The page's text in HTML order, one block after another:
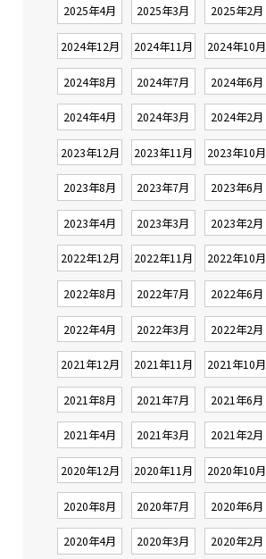
2025年4月 2025年3月 2025年2月
2024年12月 2024年11月 2024年10月
2024年8月 2024年7月 2024年6月
2024年4月 2024年3月 2024年2月
2023年12月 2023年11月 2023年10月
2023年8月 2023年7月 2023年6月
2023年4月 2023年3月 2023年2月
2022年12月 2022年11月 2022年10月
2022年8月 2022年7月 2022年6月
2022年4月 2022年3月 2022年2月
2021年12月 2021年11月 2021年10月
2021年8月 2021年7月 2021年6月
2021年4月 2021年3月 2021年2月
2020年12月 2020年11月 2020年10月
2020年8月 2020年7月 2020年6月
2020年4月 2020年3月 2020年2月